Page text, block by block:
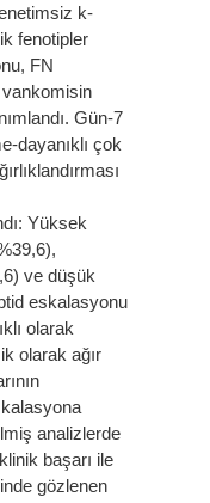
k-
fenotipler
FN
vankomisin
Gün-7
dayanıklı çok
Yüksek
ve düşük
eskalasyonu
olarak
olarak ağır
analizlerde
başarı ile
gözlenen